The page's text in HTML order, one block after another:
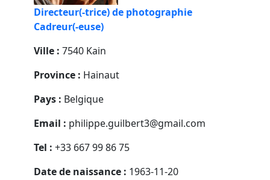
Directeur(-trice) de photographie
Cadreur(-euse)
Ville : 7540 Kain
Province : Hainaut
Pays : Belgique
Email : philippe.guilbert3@gmail.com
Tel : +33 667 99 86 75
Date de naissance : 1963-11-20